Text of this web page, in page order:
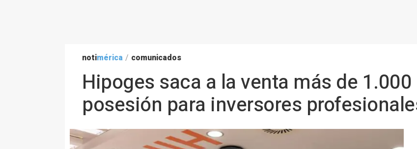
notimérica / comunicados
Hipoges saca a la venta más de
posesión para inversores